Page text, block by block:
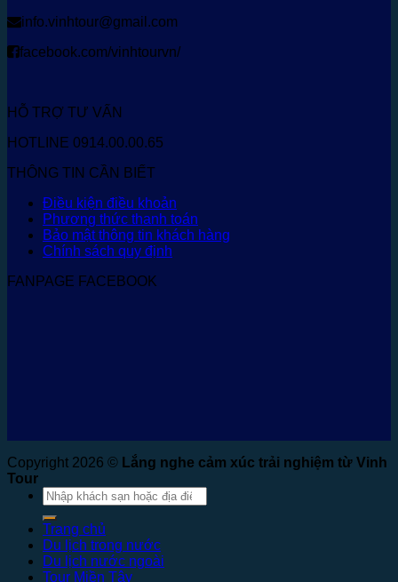
info.vinhtour@gmail.com
facebook.com/vinhtourvn/
HỖ TRỢ TƯ VẤN
HOTLINE 0914.00.00.65
THÔNG TIN CẦN BIẾT
Điều kiện điều khoản
Phương thức thanh toán
Bảo mật thông tin khách hàng
Chính sách quy định
FANPAGE FACEBOOK
Copyright 2026 © Lắng nghe cảm xúc trải nghiệm từ Vinh
Tour
Tìm
kiếm:
Trang chủ
Du lịch trong nước
Du lịch nước ngoài
Tour Miền Tây